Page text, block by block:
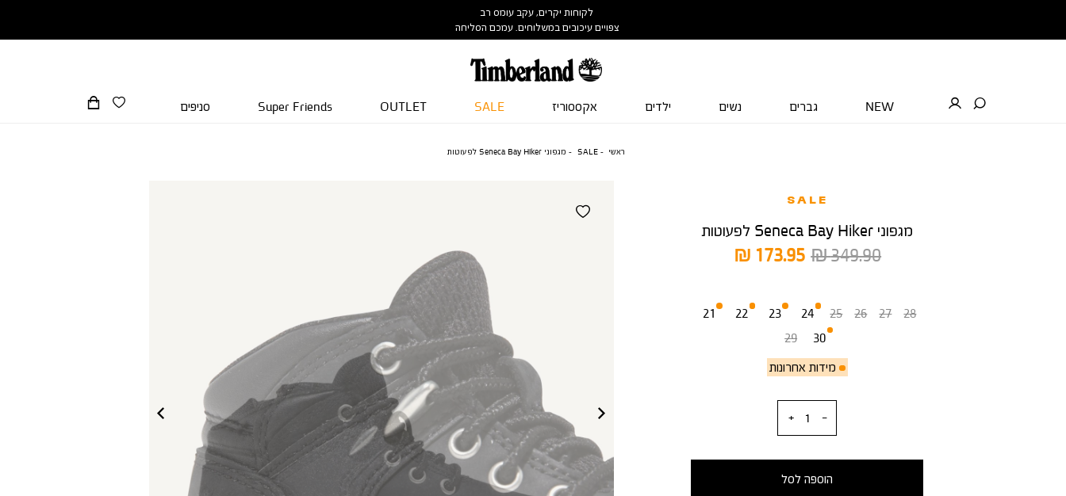
לקוחות יקרים, עקב עומס רב
צפויים עיכובים במשלוחים. עמכם הסליחה
NEW גברים נשים ילדים אקססוריז SALE
OUTLET
Super Friends סניפים
ראשי SALE מגפוני Seneca Bay Hiker לפעוטות
SALE
מגפוני Seneca Bay Hiker לפעוטות
מחיר
173.95 ₪
מחיר
349.90 ₪
21
מידות אחרונות
22 23 24 25 26 27
28
29
30
הוספה לסל